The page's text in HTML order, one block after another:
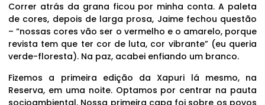
Correr atrás da grana ficou por minha conta. A paleta
de cores, depois de larga prosa, Jaime fechou questão
– “nossas cores vão ser o vermelho e o amarelo, porque
revista tem que ter cor de luta, cor vibrante” (eu queria
verde-floresta). Na paz, acabei enfiando um branco.
Fizemos a primeira edição da Xapuri lá mesmo, na
Reserva, em uma noite. Optamos por centrar na pauta
socioambiental. Nossa primeira capa foi sobre os povos